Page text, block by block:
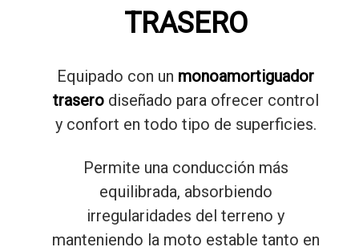
TRASERO
Equipado con un monoamortiguador
traserodiseñado para ofrecer control
y confort en todo tipo de superficies.
Permite una conducción más
equilibrada, absorbiendo
irregularidades del terreno y
manteniendo la moto estable tanto en